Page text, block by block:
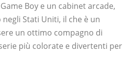
Boy e un cabinet arcade,
Stati Uniti, il che è un
un ottimo compagno di
più colorate e divertenti per